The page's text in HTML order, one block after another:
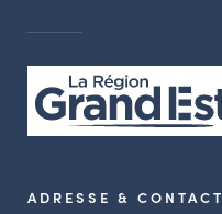
ADRESSE & CONTACT